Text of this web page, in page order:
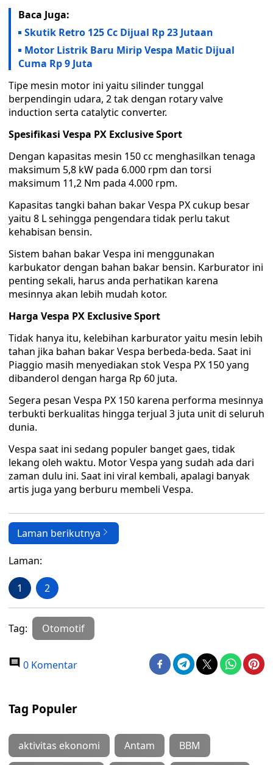
Baca Juga:
Skutik Retro 125 Cc Dijual Rp 23 Jutaan
Motor Listrik Baru Mirip Vespa Matic Dijual
Cuma Rp 9 Juta
Tipe mesin motor ini yaitu silinder tunggal
berpendingin udara, 2 tak dengan rotary valve
induction serta catalytic converter.
Spesifikasi Vespa PX Exclusive Sport
Dengan kapasitas mesin 150 cc menghasilkan tenaga
maksimum 5,8 kW pada 6.000 rpm dan torsi
maksimum 11,2 Nm pada 4.000 rpm.
Kapasitas tangki bahan bakar Vespa PX cukup besar
yaitu 8 L sehingga pengendara tidak perlu takut
kehabisan bensin.
Sistem bahan bakar Vespa ini menggunakan
karbukator dengan bahan bakar bensin. Karburator ini
penting sekali, harus anda perhatikan karena
mesinnya akan lebih mudah kotor.
Harga Vespa PX Exclusive Sport
Tidak hanya itu, kelebihan karburator yaitu mesin lebih
tahan jika bahan bakar Vespa berbeda-beda. Saat ini
Piaggio masih menyediakan stok Vespa PX 150 yang
dibanderol dengan harga Rp 60 juta.
Segera pesan Vespa PX 150 karena performa mesinnya
terbukti berkualitas hingga terjual 3 juta unit di seluruh
dunia.
Vespa saat ini sedang populer banget gaes, tidak
lekang oleh waktu. Motor Vespa yang sudah ada dari
zaman dulu ini. Saat ini viral kembali, apalagi banyak
artis juga yang berburu membeli Vespa.
Laman berikutnya
Laman:
1 2
Tag: Otomotif
0 Komentar
Tag Populer
aktivitas ekonomi Antam BBM